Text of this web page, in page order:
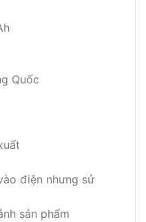
Quốc
điện nhưng sử
sản phẩm